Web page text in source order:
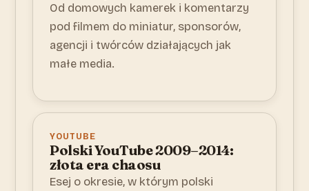
Od domowych kamerek i komentarzy
pod filmem do miniatur, sponsorów,
agencji i twórców działających jak
małe media.
YOUTUBE
Polski YouTube 2009–2014:
złota era chaosu
Esej o okresie, w którym polski